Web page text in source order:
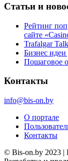
Статьи и
Рейтинг
сайте
Trafalgar
Бизнес идеи
Пошаговое
Контакты
info@bis-on.by
О портале
Контакты
© Bis-on.by 2023 |